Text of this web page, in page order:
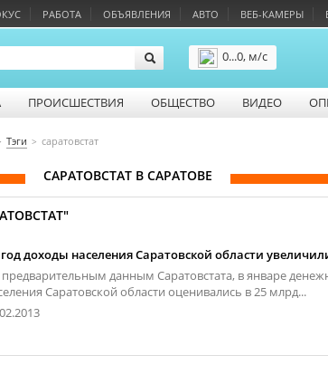
РАБОТА ОБЪЯВЛЕНИЯ АВТО ВЕБ-КАМЕРЫ
0...0, м/с
ПРОИСШЕСТВИЯ ОБЩЕСТВО ВИДЕО
Тэги саратовстат
САРАТОВСТАТ В САРАТОВЕ
доходы населения Саратовской области
данным Саратовстата, в январе
Саратовской области оценивались в 25 млрд...